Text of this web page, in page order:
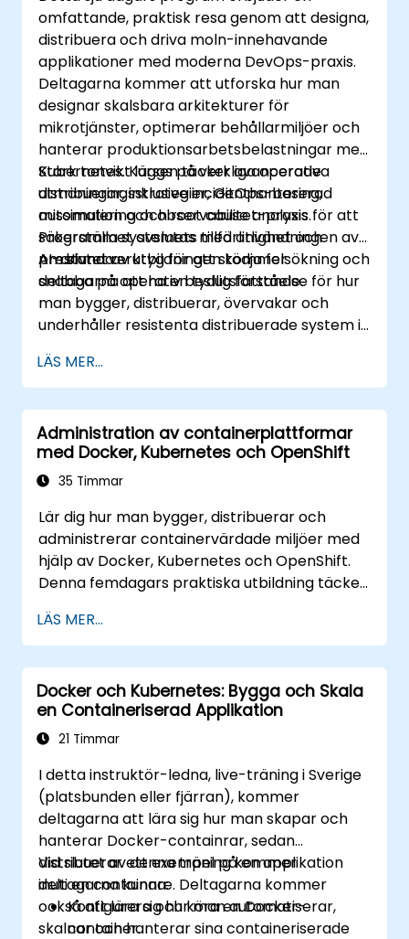
omfattande, praktisk resa genom att designa,
distribuera och driva moln-innehavande
applikationer med moderna DevOps-praxis.
Deltagarna kommer att utforska hur man
designar skalsbara arkitekturer för
mikrotjänster, optimerar behållarmiljöer och
hanterar produktionsarbetsbelastningar med
Kubernetes. Kursen täcker avancerade
distribueringsstrategier, GitOps-baserad
automation och observabilitet-praxis för att
säkerställa systemets tillförlitlighet och
prestanda.
Stark tonvikt läggs på verkliga operativa
utmaningar, inklusive incidenthantering,
missimulering och root cause analysis.
Programmet avslutas med användningen av
AI-drivna verktyg för att stödja felsökning och
snabba på operativ beslutsfattande.
Am slutet av utbildningen kommer
deltagarna att ha en tydlig förståelse för hur
man bygger, distribuerar, övervakar och
underhåller resistenta distribuerade system i
LÄS MER...
Administration av containerplattformar
med Docker, Kubernetes och OpenShift
35 Timmar
Lär dig hur man bygger, distribuerar och
administrerar containervärdade miljöer med
hjälp av Docker, Kubernetes och OpenShift.
Denna femdagars praktiska utbildning täcker
klusternätverk, lagring, säkerhet, övervakning
och praktisk OpenShift-administration.
Deltagarna får de färdigheter som krävs för
att driva moderna containerplattformar och
felsöka applikationer i både utvecklings- och
produktionsmiljöer.
LÄS MER...
Docker och Kubernetes: Bygga och Skala
en Containeriserad Applikation
21 Timmar
I detta instruktör-ledna, live-träning i Sverige
(platsbunden eller fjärran), kommer
deltagarna att lära sig hur man skapar och
hanterar Docker-containrar, sedan
distribuerar ett exempel på en applikation
inuti en containare. Deltagarna kommer
också att lära sig hur man automatiserar,
skalnar och hanterar sina containeriserade
Vid slutet av denna träning kommer
deltagarna kunna:
Konfigurera och köra en Docker-
container.